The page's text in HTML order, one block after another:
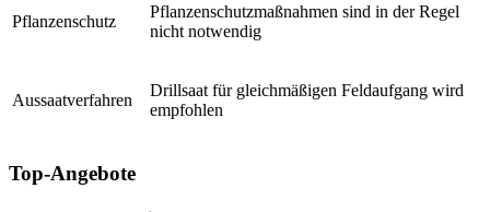
Pflanzenschutz
Pflanzenschutzmaßnahmen sind in der Regel
nicht notwendig
Aussaatverfahren
Drillsaat für gleichmäßigen Feldaufgang wird
empfohlen
Top-Angebote